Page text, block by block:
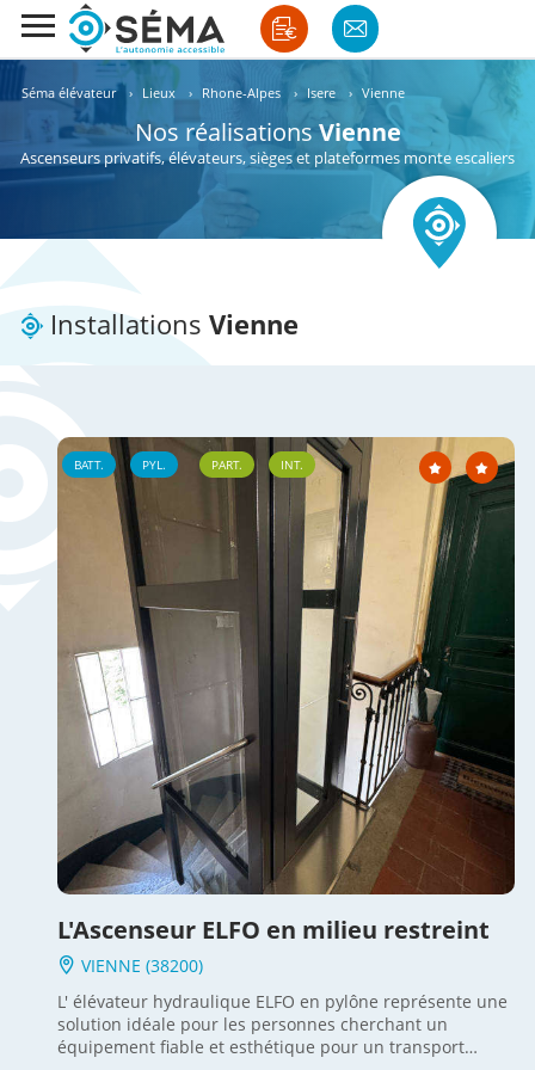
Séma élévateur › Lieux › Rhone-Alpes › Isere › Vienne
Nos réalisationsVienne
Ascenseurs privatifs, élévateurs, sièges et plateformes monte escaliers
Installations Vienne
BATT. PYL. PART. INT.
L'Ascenseur ELFO en milieu restreint
VIENNE (38200)
L' élévateur hydraulique ELFO en pylône représente une
solution idéale pour les personnes cherchant un
équipement fiable et esthétique pour un transport